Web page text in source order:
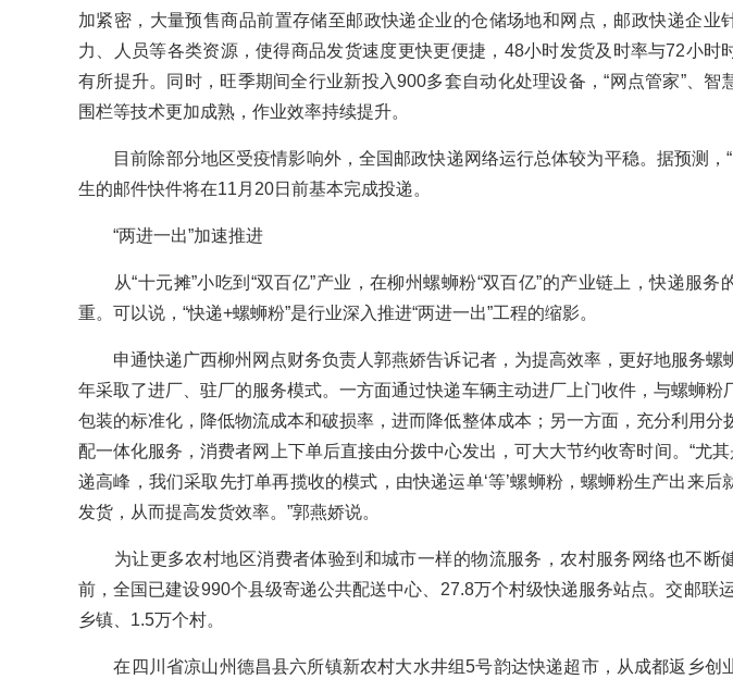
加紧密，大量预售商品前置存储至邮政快递企业的仓储场地和网点，邮政快递企业
力、人员等各类资源，使得商品发货速度更快更便捷，48小时发货及时率与72小时
有所提升。同时，旺季期间全行业新投入900多套自动化处理设备，“网点管家”、智
围栏等技术更加成熟，作业效率持续提升。
目前除部分地区受疫情影响外，全国邮政快递网络运行总体较为平稳。据预测，“
生的邮件快件将在11月20日前基本完成投递。
“两进一出”加速推进
从“十元摊”小吃到“双百亿”产业，在柳州螺蛳粉“双百亿”的产业链上，快递服务
重。可以说，“快递+螺蛳粉”是行业深入推进“两进一出”工程的缩影。
申通快递广西柳州网点财务负责人郭燕娇告诉记者，为提高效率，更好地服务螺
年采取了进厂、驻厂的服务模式。一方面通过快递车辆主动进厂上门收件，与螺蛳粉
包装的标准化，降低物流成本和破损率，进而降低整体成本；另一方面，充分利用分
配一体化服务，消费者网上下单后直接由分拨中心发出，可大大节约收寄时间。“尤其
递高峰，我们采取先打单再揽收的模式，由快递运单‘等’螺蛳粉，螺蛳粉生产出来后
发货，从而提高发货效率。”郭燕娇说。
为让更多农村地区消费者体验到和城市一样的物流服务，农村服务网络也不断
前，全国已建设990个县级寄递公共配送中心、27.8万个村级快递服务站点。交邮联
乡镇、1.5万个村。
在四川省凉山州德昌县六所镇新农村大水井组5号韵达快递超市，从成都返乡创